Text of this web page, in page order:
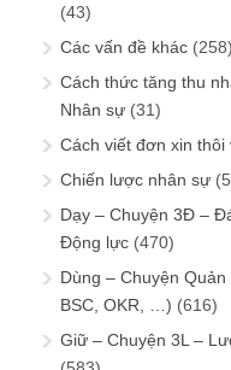
(43)
Các vấn đề khác (258)
Cách thức tăng thu
Nhân sự (31)
Cách viết đơn xin thôi
Chiến lược nhân sự
Dạy – Chuyện 3Đ –
Động lực (470)
Dùng – Chuyện Quản
BSC, OKR, …) (616)
Giữ – Chuyện 3L –